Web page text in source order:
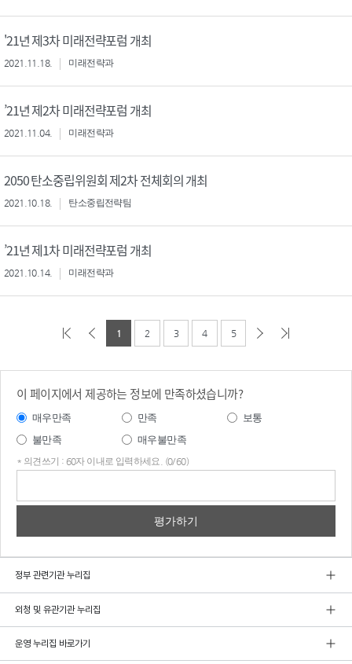
'21년 제3차 미래전략포럼 개최
2021.11.18. 미래전략과
’21년 제2차 미래전략포럼 개최
2021.11.04. 미래전략과
2050 탄소중립위원회 제2차 전체회의 개최
2021.10.18. 탄소중립전략팀
’21년 제1차 미래전략포럼 개최
2021.10.14. 미래전략과
1 2 3 4 5
이 페이지에서 제공하는 정보에 만족하셨습니까?
매우만족 만족
보통
불만족
매우불만족
* 의견쓰기 : 60자 이내로 입력하세요. (0/60)
정부 관련기관 누리집
외청 및 유관기관 누리집
운영 누리집 바로가기